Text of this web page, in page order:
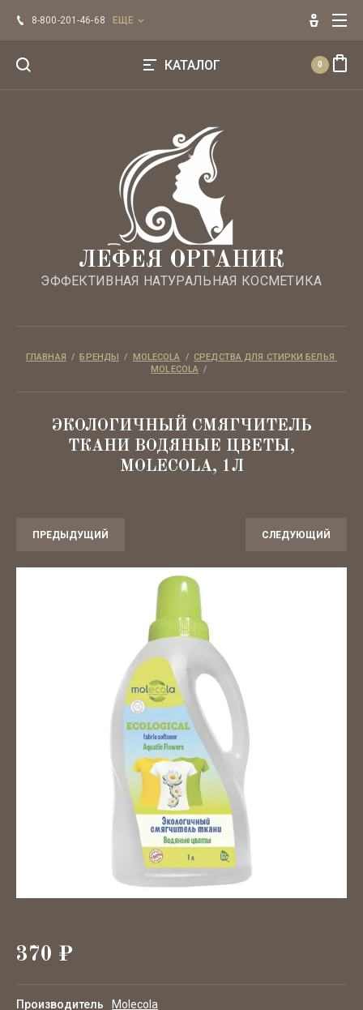
Оплата
Регистрация
8-800-201-46-68 ЕЩЕ
КАТАЛОГ
Для волос
Для детей
0
ЛЕФЕЯ ОРГАНИК
ЭФФЕКТИВНАЯ НАТУРАЛЬНАЯ КОСМЕТИКА
ГЛАВНАЯ
  /
БРЕНДЫ
  /
MOLECOLA
  /
СРЕДСТВА ДЛЯ СТИРКИ БЕЛЬЯ
MOLECOLA
  /
ЭКОЛОГИЧНЫЙ СМЯГЧИТЕЛЬ
ТКАНИ ВОДЯНЫЕ ЦВЕТЫ,
MOLECOLA, 1Л
ПРЕДЫДУЩИЙ СЛЕДУЮЩИЙ
370 ₽
Производитель Molecola